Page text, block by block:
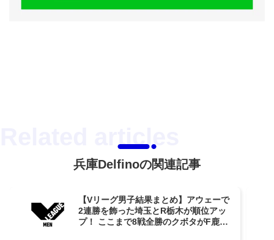
兵庫Delfinoの関連記事
【Vリーグ男子結果まとめ】アウェーで
2連勝を飾った埼玉とR栃木が順位アッ
プ！ ここまで8戦全勝のクボタがF鹿児